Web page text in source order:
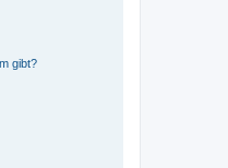
gibt?